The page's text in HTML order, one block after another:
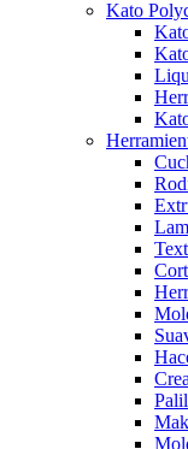
Kato